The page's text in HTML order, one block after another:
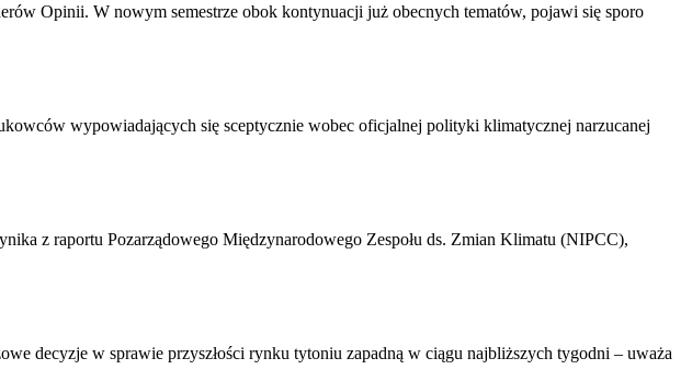
Opinii. W nowym semestrze obok kontynuacji już obecnych tematów, pojawi się sporo
wypowiadających się sceptycznie wobec oficjalnej polityki klimatycznej narzucanej
z raportu Pozarządowego Międzynarodowego Zespołu ds. Zmian Klimatu (NIPCC),
decyzje w sprawie przyszłości rynku tytoniu zapadną w ciągu najbliższych tygodni – uważa